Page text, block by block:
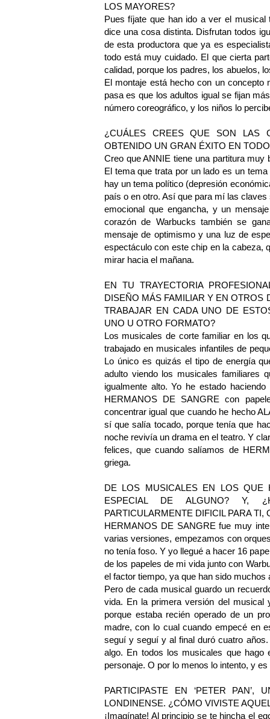
LOS MAYORES?
Pues fíjate que han ido a ver el
dice una cosa distinta. Disfrutan todos
de esta productora que ya es
todo está muy cuidado. El que cierta
calidad, porque los padres, los abuelos,
El montaje está hecho con un
pasa es que los adultos igual se fijan
número coreográfico, y los niños lo
¿CUÁLES CREES QUE SON LAS
OBTENIDO UN GRAN ÉXITO EN
Creo que ANNIE tiene una partitura
El tema que trata por un lado es un
hay un tema político (depresión
país o en otro. Así que para mí las
emocional que engancha, y un
corazón de Warbucks también se
mensaje de optimismo y una luz de
espectáculo con este chip en la cabeza,
mirar hacia el mañana.
EN TU TRAYECTORIA
DISEÑO MÁS FAMILIAR Y EN OTROS
TRABAJAR EN CADA UNO DE
UNO U OTRO FORMATO?
Los musicales de corte familiar en los
trabajado en musicales infantiles de
Lo único es quizás el tipo de energía
adulto viendo los musicales familiares
igualmente alto. Yo he estado
HERMANOS DE SANGRE con
concentrar igual que cuando he hecho
sí que salía tocado, porque tenía que
noche revivía un drama en el teatro. Y
felices, que cuando salíamos de
griega.
DE LOS MUSICALES EN LOS QUE
ESPECIAL DE ALGUNO? Y,
PARTICULARMENTE DIFICIL PARA
HERMANOS DE SANGRE fue muy
varias versiones, empezamos con
no tenía foso. Y yo llegué a hacer 16
de los papeles de mi vida junto con
el factor tiempo, ya que han sido
Pero de cada musical guardo un
vida. En la primera versión del musical
porque estaba recién operado de un
madre, con lo cual cuando empecé en
seguí y seguí y al final duró cuatro
algo. En todos los musicales que
personaje. O por lo menos lo intento, y
PARTICIPASTE EN ‘PETER PAN’,
LONDINENSE. ¿CÓMO VIVISTE
¡Imagínate! Al principio se te hincha el